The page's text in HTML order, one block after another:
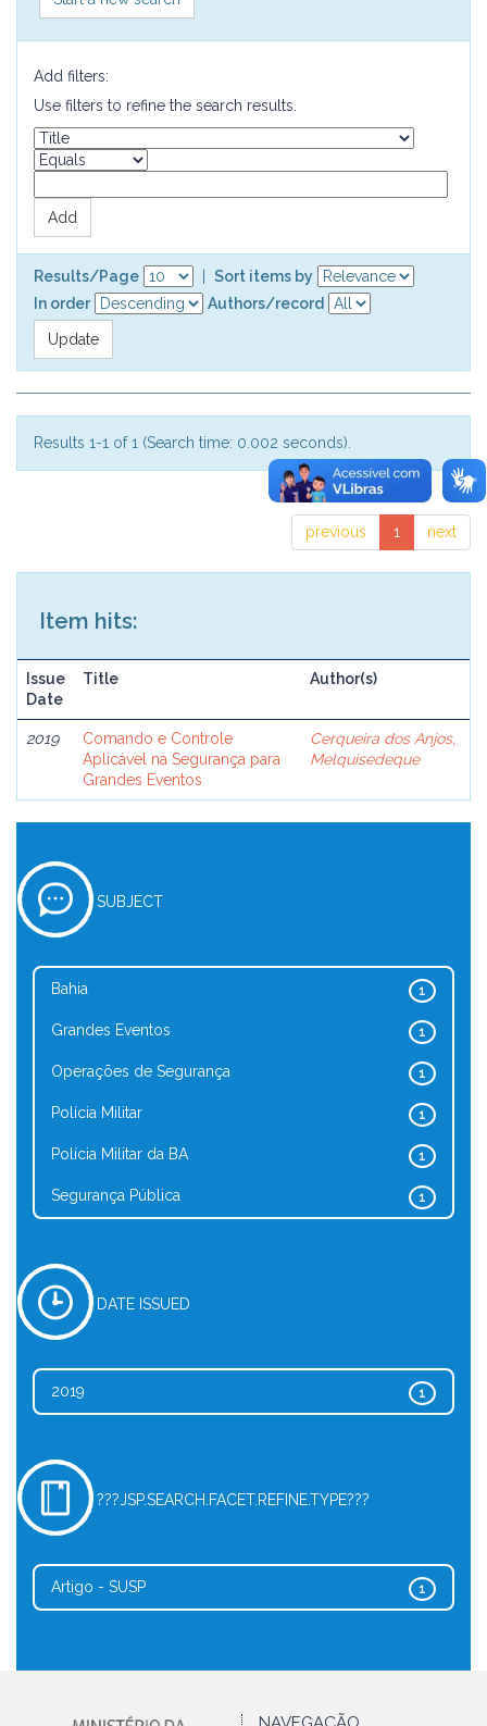
Add filters:
Use filters to refine the search results.
Results/Page
Sort items by
In order
Authors/record
Results 1-1 of 1 (Search time: 0.002 seconds).
previous 1 next
Item hits:
Issue
Date
Title Author(s)
2019
Comando e Controle
Aplicável na Segurança para
Grandes Eventos
Cerqueira dos Anjos,
Melquisedeque
SUBJECT
1
Bahia
1
Grandes Eventos
1
Operações de Segurança
1
Polícia Militar
1
Polícia Militar da BA
1
Segurança Pública
DATE ISSUED
1
2019
???JSP.SEARCH.FACET.REFINE.TYPE???
1
Artigo - SUSP